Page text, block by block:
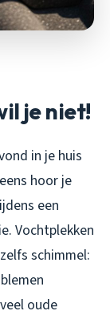
je niet!
in je huis
hoor je
een
Vochtplekken
schimmel:
oude